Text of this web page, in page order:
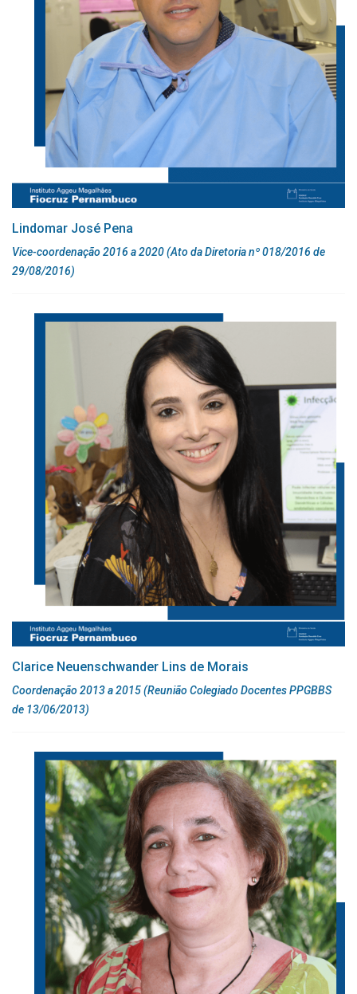
Lindomar José Pena
Vice-coordenação 2016 a 2020 (Ato da Diretoria nº 018/2016 de
29/08/2016)
Clarice Neuenschwander Lins de Morais
Coordenação 2013 a 2015 (Reunião Colegiado Docentes PPGBBS
de 13/06/2013)